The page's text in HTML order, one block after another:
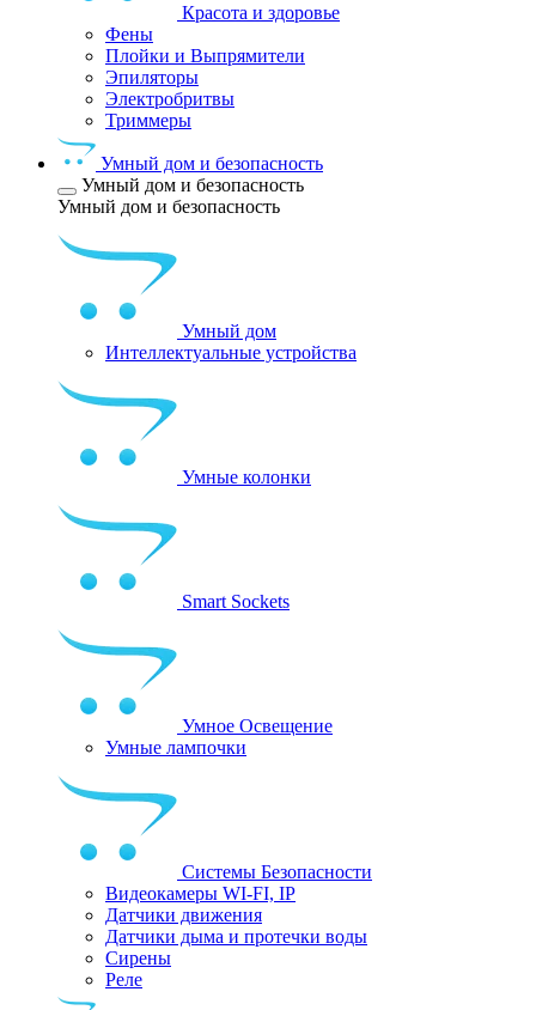
Красота и здоровье
Фены
Плойки и Выпрямители
Эпиляторы
Электробритвы
Триммеры
Умный дом и безопасность
Умный дом и безопасность
Умный дом и безопасность
Умный дом
Интеллектуальные устройства
Умные колонки
Smart Sockets
Умное Освещение
Умные лампочки
Системы Безопасности
Видеокамеры WI-FI, IP
Датчики движения
Датчики дыма и протечки воды
Сирены
Реле